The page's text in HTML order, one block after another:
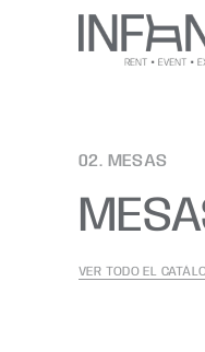
02. MESAS
VER TODO EL